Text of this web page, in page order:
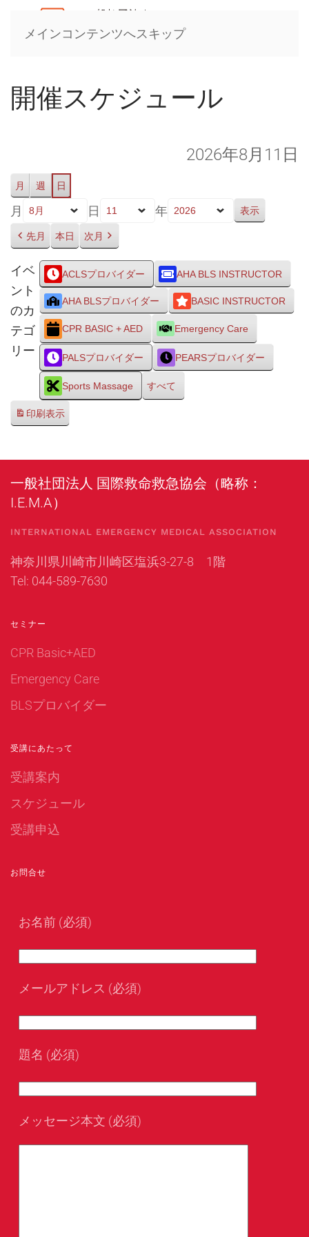
メインコンテンツへスキップ
開催スケジュール
2026年8月11日
月 週 日
月 日 年
先月 本日 次月
イベ
ント
のカ
テゴ
リー
ACLSプロバイダー AHA BLS INSTRUCTOR
AHA BLSプロバイダー BASIC INSTRUCTOR
CPR BASIC + AED Emergency Care
PALSプロバイダー PEARSプロバイダー
Sports Massage すべて
印刷表示
一般社団法人 国際救命救急協会（略称：
I.E.M.A）
INTERNATIONAL EMERGENCY MEDICAL ASSOCIATION
神奈川県川崎市川崎区塩浜3-27-8 1階
Tel: 044-589-7630
セミナー
CPR Basic+AED
Emergency Care
BLSプロバイダー
受講にあたって
受講案内
スケジュール
受講申込
お問合せ
お名前 (必須)
メールアドレス (必須)
題名 (必須)
メッセージ本文 (必須)